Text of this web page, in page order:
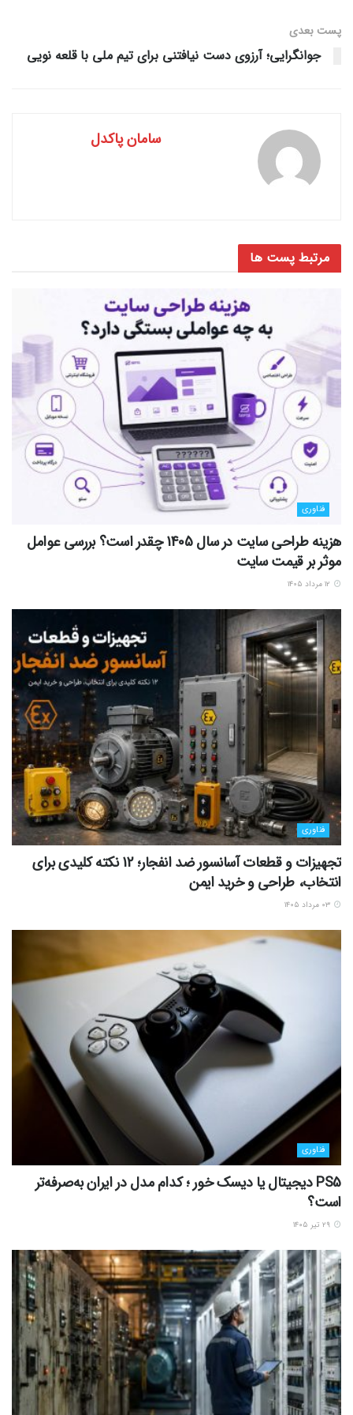
پست‌ بعدی
جوانگرایی؛ آرزوی دست نیافتنی برای تیم ملی با قلعه نویی
سامان پاکدل
مرتبط پست ها
فناوری
هزینه طراحی سایت در سال 1405 چقدر است؟ بررسی عوامل
موثر بر قیمت سایت
فناوری
تجهیزات و قطعات آسانسور ضد انفجار؛ 12 نکته کلیدی برای
انتخاب، طراحی و خرید ایمن
فناوری
PS5 دیجیتال یا دیسک خور ؛ کدام مدل در ایران به‌صرفه‌تر
است؟